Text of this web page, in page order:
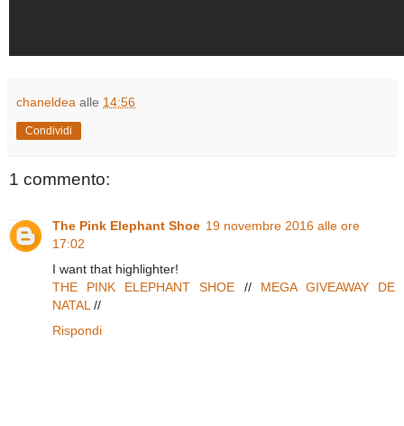
chaneldea alle 14:56
Condividi
1 commento:
The Pink Elephant Shoe 19 novembre 2016 alle ore
17:02
I want that highlighter!
THE PINK ELEPHANT SHOE // MEGA GIVEAWAY DE
NATAL //
Rispondi